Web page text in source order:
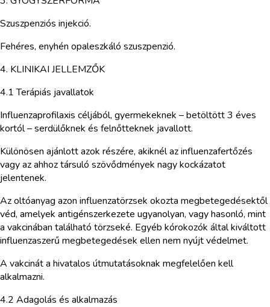
Szuszpenziós injekció.
Fehéres, enyhén opaleszkáló szuszpenzió.
4. KLINIKAI JELLEMZŐK
4.1 Terápiás javallatok
Influenzaprofilaxis céljából, gyermekeknek – betöltött 3 éves
kortól – serdülőknek és felnőtteknek javallott.
Különösen ajánlott azok részére, akiknél az influenzafertőzés
vagy az ahhoz társuló szövődmények nagy kockázatot
jelentenek.
Az oltóanyag azon influenzatörzsek okozta megbetegedésektől
véd, amelyek antigénszerkezete ugyanolyan, vagy hasonló, mint
a vakcinában található törzseké. Egyéb kórokozók által kiváltott
influenzaszerű megbetegedések ellen nem nyújt védelmet.
A vakcinát a hivatalos útmutatásoknak megfelelően kell
alkalmazni.
4.2 Adagolás és alkalmazás